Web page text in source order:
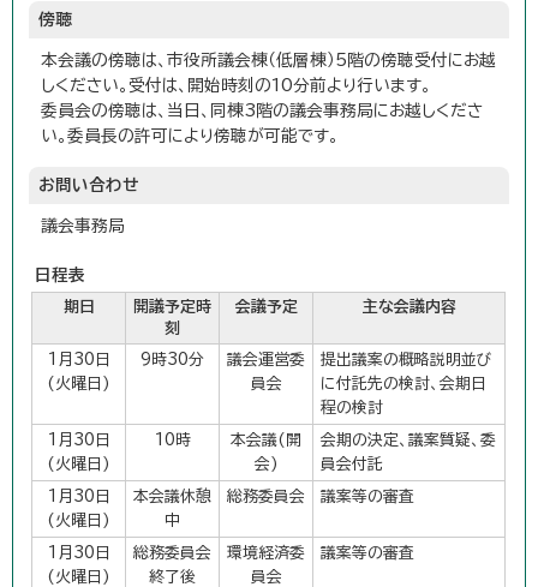
傍聴
本会議の傍聴は、市役所議会棟（低層棟）5階の傍聴受付にお越
しください。受付は、開始時刻の10分前より行います。
委員会の傍聴は、当日、同棟3階の議会事務局にお越しくださ
い。委員長の許可により傍聴が可能です。
お問い合わせ
議会事務局
日程表
期日
開議予定時
刻
会議予定 主な会議内容
1月30日
(火曜日)
9時30分
議会運営委
員会
提出議案の概略説明並び
に付託先の検討、会期日
程の検討
1月30日
(火曜日)
10時
本会議(開
会)
会期の決定、議案質疑、委
員会付託
1月30日
(火曜日)
本会議休憩
中
総務委員会 議案等の審査
1月30日
(火曜日)
総務委員会
終了後
環境経済委
員会
議案等の審査